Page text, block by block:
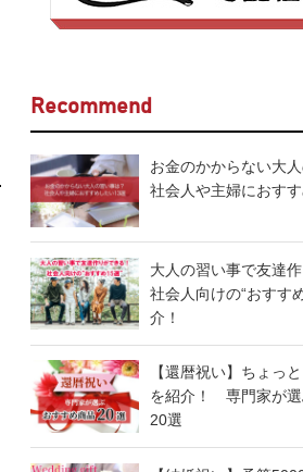
Recommend
お金のかからない大
社会人や主婦におす
大人の習い事で友達
社会人向けの“おすす
介！
【還暦祝い】ちょっ
を紹介！ 専門家が選
20選